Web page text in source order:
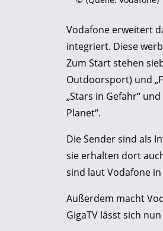
Vodafone erweitert
integriert. Diese
Zum Start stehen
Outdoorsport) und
„Stars in Gefahr“ und
Planet“.
Die Sender sind als
sie erhalten dort
sind laut Vodafone in
Außerdem macht
GigaTV lässt sich